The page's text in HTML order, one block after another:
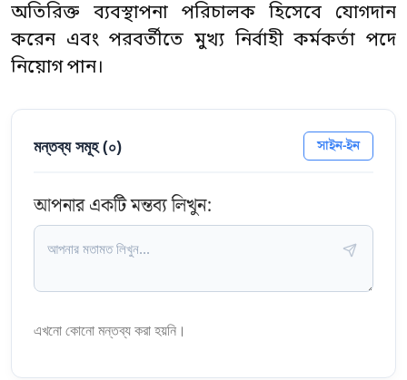
অতিরিক্ত ব্যবস্থাপনা পরিচালক হিসেবে যোগদান
করেন এবং পরবর্তীতে মুখ্য নির্বাহী কর্মকর্তা পদে
নিয়োগ পান।
মন্তব্য সমূহ (০) সাইন-ইন
আপনার একটি মন্তব্য লিখুন:
এখনো কোনো মন্তব্য করা হয়নি।